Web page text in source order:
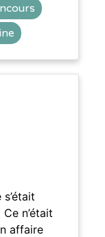
n’était
affaire